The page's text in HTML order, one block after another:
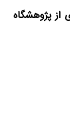
از پژوهشگاه